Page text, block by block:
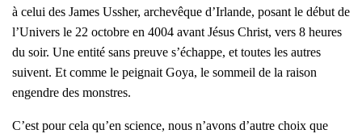
à celui des James Ussher, arche­vêque d’Irlande, posant le début de
l’Univers le 22 octobre en 4004 avant Jésus Christ, vers 8 heures
du soir. Une enti­té sans preuve s’échappe, et toutes les autres
suivent. Et comme le pei­gnait Goya, le som­meil de la rai­son
engendre des monstres.
C’est pour cela qu’en science, nous n’avons d’autre choix que